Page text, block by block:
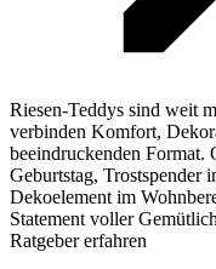
Riesen‑Teddys sind weit
verbinden Komfort,
beeindruckenden Format.
Geburtstag, Trostspender
Dekoelement im
Statement voller
Ratgeber erfahren